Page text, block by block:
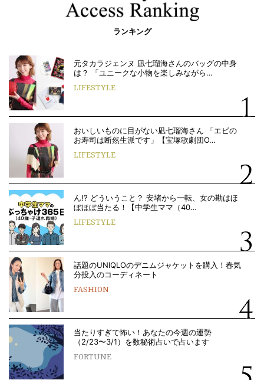
ランキング
元タカラジェンヌ 凪七瑠海さんのバッグの中身
は？ 「ユニークな小物を楽しみながら…
LIFESTYLE
おいしいものに目がない凪七瑠海さん 「エビの
お寿司は断然生派です」【宝塚歌劇団O…
LIFESTYLE
ん!? どういうこと？ 安堵から一転、女の勘はほ
ぼほぼ当たる！【中学生ママ（40…
LIFESTYLE
話題のUNIQLOのデニムジャケットを購入！春気
分投入のコーディネート
FASHION
当たりすぎて怖い！あなたの今週の運勢
（2/23〜3/1）を数秘術占いで占います
FORTUNE